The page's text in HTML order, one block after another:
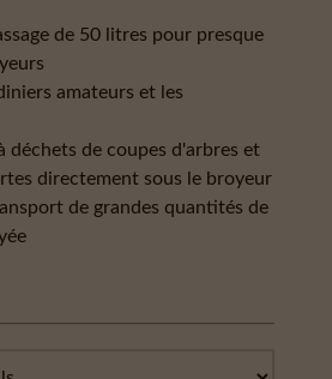
de 50 litres pour presque
amateurs et les
déchets de coupes d'arbres et
directement sous le broyeur
de grandes quantités de